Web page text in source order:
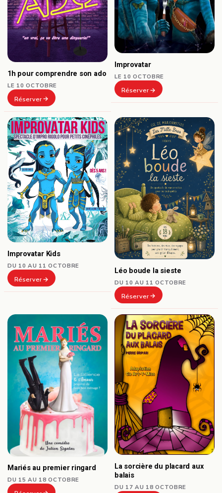
1h pour comprendre son ado
LE 10 OCTOBRE
Réserver
Improvatar
LE 10 OCTOBRE
Réserver
Improvatar Kids
DU 10 AU 11 OCTOBRE
Réserver
Léo boude la sieste
DU 10 AU 11 OCTOBRE
Réserver
Mariés au premier ringard
DU 15 AU 18 OCTOBRE
La sorcière du placard aux
balais
DU 17 AU 18 OCTOBRE